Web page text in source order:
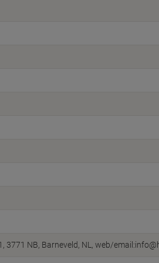
3771 NB, Barneveld, NL, web/